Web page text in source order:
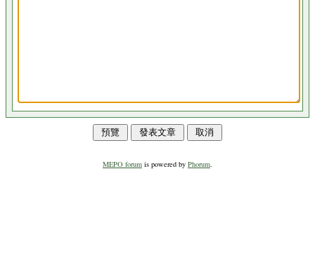
MEPO forum is powered by Phorum.